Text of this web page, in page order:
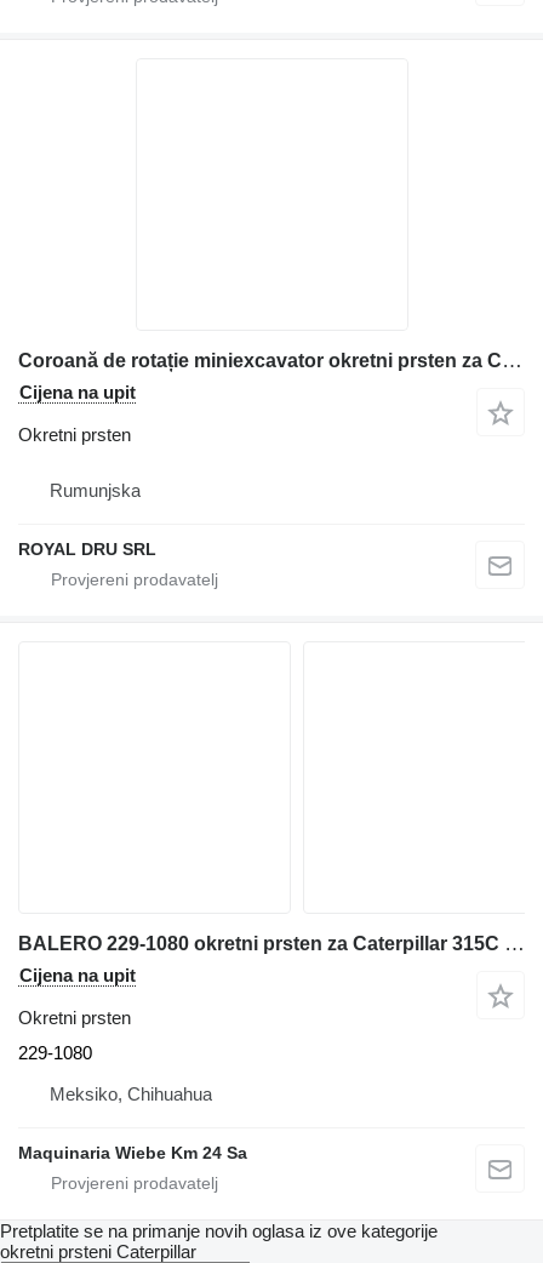
Coroană de rotație miniexcavator okretni prsten za Caterpillar građevinskog stroja
Cijena na upit
Okretni prsten
Rumunjska
ROYAL DRU SRL
BALERO 229-1080 okretni prsten za Caterpillar 315C bagera
Cijena na upit
Okretni prsten
229-1080
Meksiko, Chihuahua
Maquinaria Wiebe Km 24 Sa
Pretplatite se na primanje novih oglasa iz ove kategorije
okretni prsteni Caterpillar